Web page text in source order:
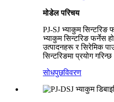
मोडेल परिचय
PJ-SJ भ्याकुम सिन्टरिङ
भ्याकुम सिन्टरिङ फर्नेस
उत्पादनहरू र सिरेमिक
सिन्टरिङमा प्रयोग
सोधपुछविवरण